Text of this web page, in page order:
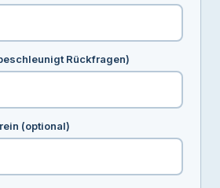
Rückfragen)
(optional)